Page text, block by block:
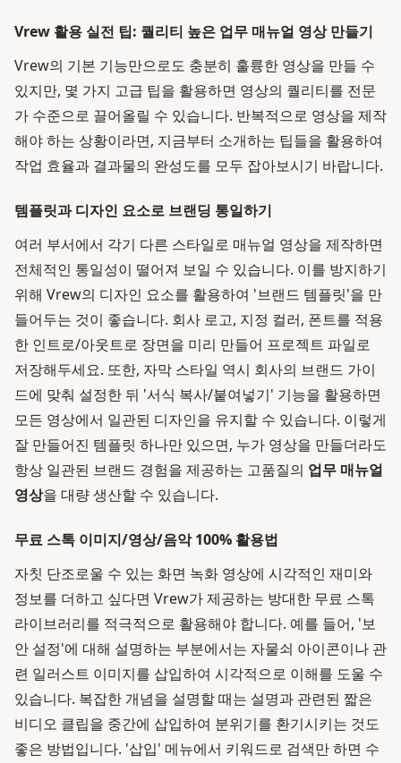
Vrew 활용 실전 팁: 퀄리티 높은 업무 매뉴얼 영상 만들기
Vrew의 기본 기능만으로도 충분히 훌륭한 영상을 만들 수
있지만, 몇 가지 고급 팁을 활용하면 영상의 퀄리티를 전문
가 수준으로 끌어올릴 수 있습니다. 반복적으로 영상을 제작
해야 하는 상황이라면, 지금부터 소개하는 팁들을 활용하여
작업 효율과 결과물의 완성도를 모두 잡아보시기 바랍니다.
템플릿과 디자인 요소로 브랜딩 통일하기
여러 부서에서 각기 다른 스타일로 매뉴얼 영상을 제작하면
전체적인 통일성이 떨어져 보일 수 있습니다. 이를 방지하기
위해 Vrew의 디자인 요소를 활용하여 '브랜드 템플릿'을 만
들어두는 것이 좋습니다. 회사 로고, 지정 컬러, 폰트를 적용
한 인트로/아웃트로 장면을 미리 만들어 프로젝트 파일로
저장해두세요. 또한, 자막 스타일 역시 회사의 브랜드 가이
드에 맞춰 설정한 뒤 '서식 복사/붙여넣기' 기능을 활용하면
모든 영상에서 일관된 디자인을 유지할 수 있습니다. 이렇게
잘 만들어진 템플릿 하나만 있으면, 누가 영상을 만들더라도
항상 일관된 브랜드 경험을 제공하는 고품질의 업무 매뉴얼
영상을 대량 생산할 수 있습니다.
무료 스톡 이미지/영상/음악 100% 활용법
자칫 단조로울 수 있는 화면 녹화 영상에 시각적인 재미와
정보를 더하고 싶다면 Vrew가 제공하는 방대한 무료 스톡
라이브러리를 적극적으로 활용해야 합니다. 예를 들어, '보
안 설정'에 대해 설명하는 부분에서는 자물쇠 아이콘이나 관
련 일러스트 이미지를 삽입하여 시각적으로 이해를 도울 수
있습니다. 복잡한 개념을 설명할 때는 설명과 관련된 짧은
비디오 클립을 중간에 삽입하여 분위기를 환기시키는 것도
좋은 방법입니다. '삽입' 메뉴에서 키워드로 검색만 하면 수